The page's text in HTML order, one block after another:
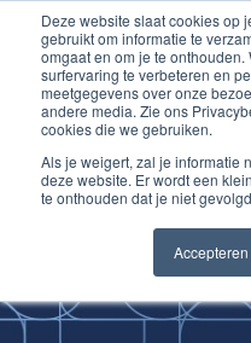
Deze website slaat cookies op
gebruikt om informatie te
omgaat en om je te
surfervaring te verbeteren en
meetgegevens over onze
andere media. Zie ons
cookies die we gebruiken.
Als je weigert, zal je informatie
deze website. Er wordt een
te onthouden dat je niet
Accepteren
Ga
naar
de
inhoud
Improving
Medical